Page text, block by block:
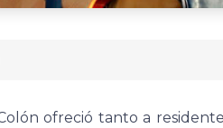
ofreció tanto a